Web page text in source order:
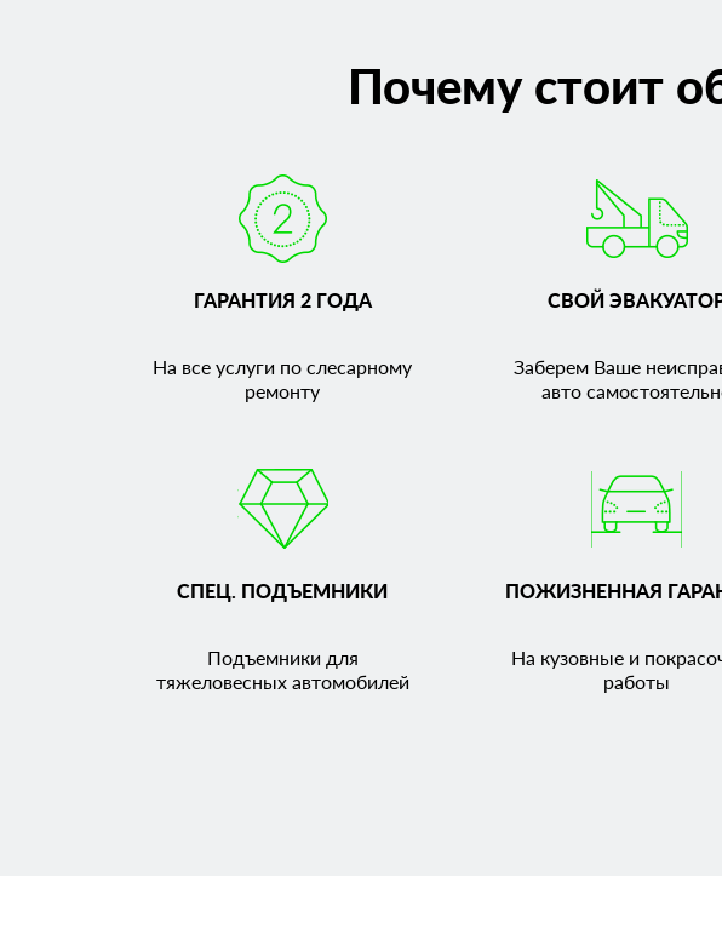
Почему стоит
ГАРАНТИЯ 2 ГОДА
На все услуги по слесарному
ремонту
СВОЙ
Заберем Ваше
авто
СПЕЦ. ПОДЪЕМНИКИ
Подъемники для
тяжеловесных автомобилей
ПОЖИЗНЕННАЯ
На кузовные и
работы